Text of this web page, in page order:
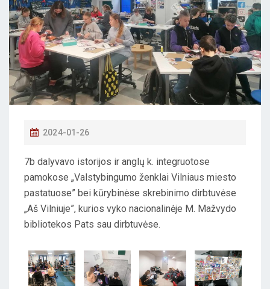
P
S
T
E
N
2024-01-26
7b dalyvavo istorijos ir anglų k. integruotose
pamokose „Valstybingumo ženklai Vilniaus miesto
pastatuose” bei kūrybinėse skrebinimo dirbtuvėse
„Aš Vilniuje”, kurios vyko nacionalinėje M. Mažvydo
bibliotekos Pats sau dirbtuvėse.